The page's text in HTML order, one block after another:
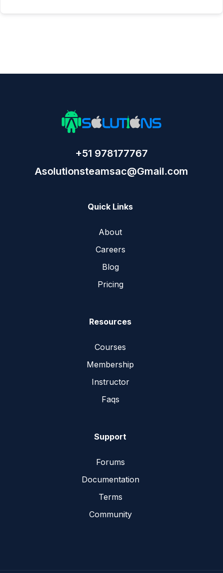
+51 978177767
Asolutionsteamsac@Gmail.com
Quick Links
About
Careers
Blog
Pricing
Resources
Courses
Membership
Instructor
Faqs
Support
Forums
Documentation
Terms
Community